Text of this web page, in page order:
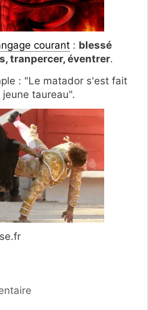
courant : blessé
tranpercer, éventrer.
: "Le matador s'est fait
taureau".